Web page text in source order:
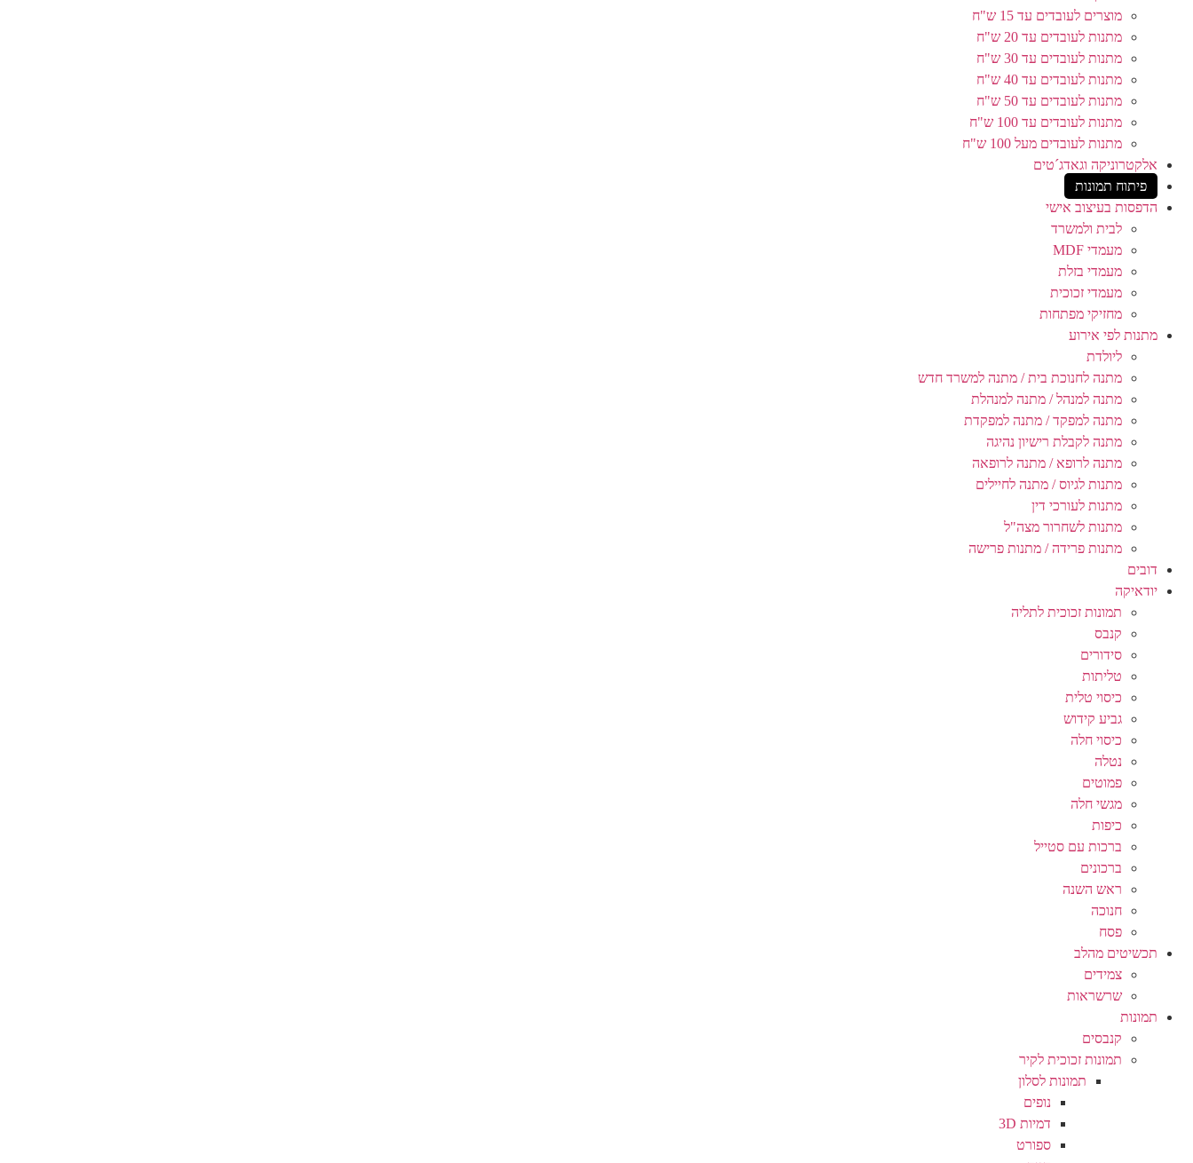
מוצרים לעובדים עד 15 ש"ח
מתנות לעובדים עד 20 ש"ח
מתנות לעובדים עד 30 ש"ח
מתנות לעובדים עד 40 ש"ח
מתנות לעובדים עד 50 ש"ח
מתנות לעובדים עד 100 ש"ח
מתנות לעובדים מעל 100 ש"ח
אלקטרוניקה וגאדג´טים
פיתוח תמונות
הדפסות בעיצוב אישי
לבית ולמשרד
מעמדי MDF
מעמדי בזלת
מעמדי זכוכית
מחזיקי מפתחות
מתנות לפי אירוע
ליולדת
מתנה לחנוכת בית / מתנה למשרד חדש
מתנה למנהל / מתנה למנהלת
מתנה למפקד / מתנה למפקדת
מתנה לקבלת רישיון נהיגה
מתנה לרופא / מתנה לרופאה
מתנות לגיוס / מתנה לחיילים
מתנות לעורכי דין
מתנות לשחרור מצה"ל
מתנות פרידה / מתנות פרישה
דובים
יודאיקה
תמונות זכוכית לתליה
קנבס
סידורים
טליתות
כיסוי טלית
גביע קידוש
כיסוי חלה
נטלה
פמוטים
מגשי חלה
כיפות
ברכות עם סטייל
ברכונים
ראש השנה
חנוכה
פסח
תכשיטים מהלב
צמידים
שרשראות
תמונות
קנבסים
תמונות זכוכית לקיר
תמונות לסלון
נופים
דמיות 3D
ספורט